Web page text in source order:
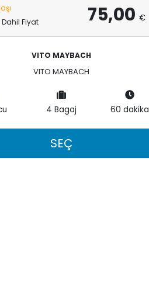
Dahil Fiyat
75,00 €
VITO MAYBACH
VITO MAYBACH
4 Bagaj 60 dakika
SEÇ